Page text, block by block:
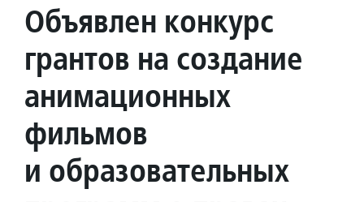
Объявлен конкурс
грантов на создание
анимационных
фильмов
и образовательных